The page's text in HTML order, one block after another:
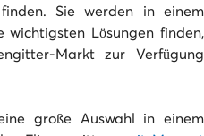
Sie werden in einem
Lösungen finden,
Markt zur Verfügung
große Auswahl in einem